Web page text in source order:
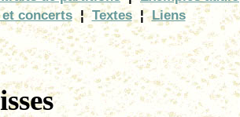
concerts ¦ Textes ¦ Liens